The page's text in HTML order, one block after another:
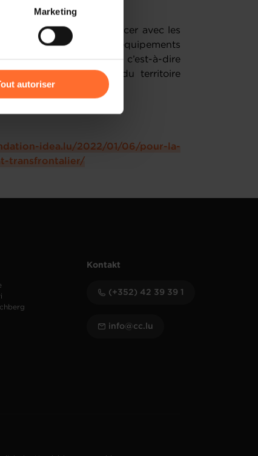
sur les réseaux
Marketing
autoriser
à projets pour co-financer avec les
des formations, des équipements
value transfrontalière, c’est-à-dire
et la durabilité du territoire
idea.lu/2022/01/06/pour-la-
transfrontalier/
Kontakt
(+352) 42 39 39 1
info@cc.lu